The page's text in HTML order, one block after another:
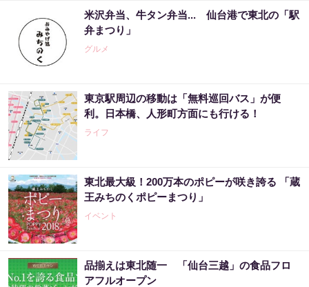
PR（Acoco.）
米沢弁当、牛タン弁当... 仙台港で東北の「駅
弁まつり」
グルメ
東京駅周辺の移動は「無料巡回バス」が便
利。日本橋、人形町方面にも行ける！
ライフ
東北最大級！200万本のポピーが咲き誇る 「蔵
王みちのくポピーまつり」
イベント
品揃えは東北随一 「仙台三越」の食品フロ
アフルオープン